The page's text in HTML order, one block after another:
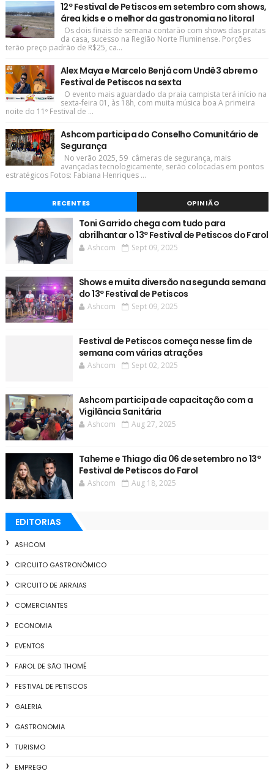
12º Festival de Petiscos em setembro com shows,
área kids e o melhor da gastronomia no litoral
Os dois finais de semana contarão com shows das pratas
da casa, sucesso na Região Norte Fluminense. Porções
terão preço padrão de R$25, ca...
Alex Maya e Marcelo Benjá com Undê3 abrem o
Festival de Petiscos na sexta
O evento mais aguardado da praia campista terá início na
sexta-feira 01, às 18h, com muita música boa A primeira
noite do 11º Festival de ...
Ashcom participa do Conselho Comunitário de
Segurança
No verão 2025, 59 câmeras de segurança, mais
avançadas tecnologicamente, serão colocadas em pontos
estratégicos Fotos: Fabiana Henriques ...
RECENTES OPINIÃO
Toni Garrido chega com tudo para
abrilhantar o 13º Festival de Petiscos do Farol
Ashcom Sept 09, 2025
Shows e muita diversão na segunda semana
do 13º Festival de Petiscos
Ashcom Sept 09, 2025
Festival de Petiscos começa nesse fim de
semana com várias atrações
Ashcom Sept 02, 2025
Ashcom participa de capacitação com a
Vigilância Sanitária
Ashcom Aug 27, 2025
Taheme e Thiago dia 06 de setembro no 13º
Festival de Petiscos do Farol
Ashcom Aug 18, 2025
EDITORIAS
ASHCOM
CIRCUITO GASTRONÔMICO
CIRCUITO DE ARRAIAS
COMERCIANTES
ECONOMIA
EVENTOS
FAROL DE SÃO THOMÉ
FESTIVAL DE PETISCOS
GALERIA
GASTRONOMIA
TURISMO
EMPREGO